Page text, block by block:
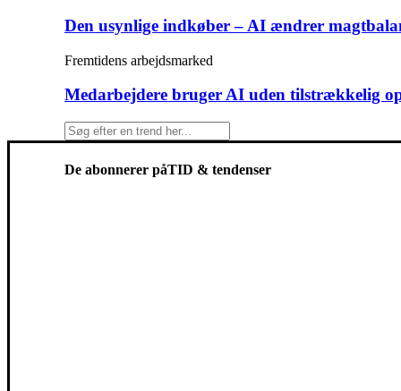
Den usynlige indkøber – AI ændrer
Fremtidens arbejdsmarked
Medarbejdere bruger AI uden tilstrækkelig
De abonnerer påTID & tendenser